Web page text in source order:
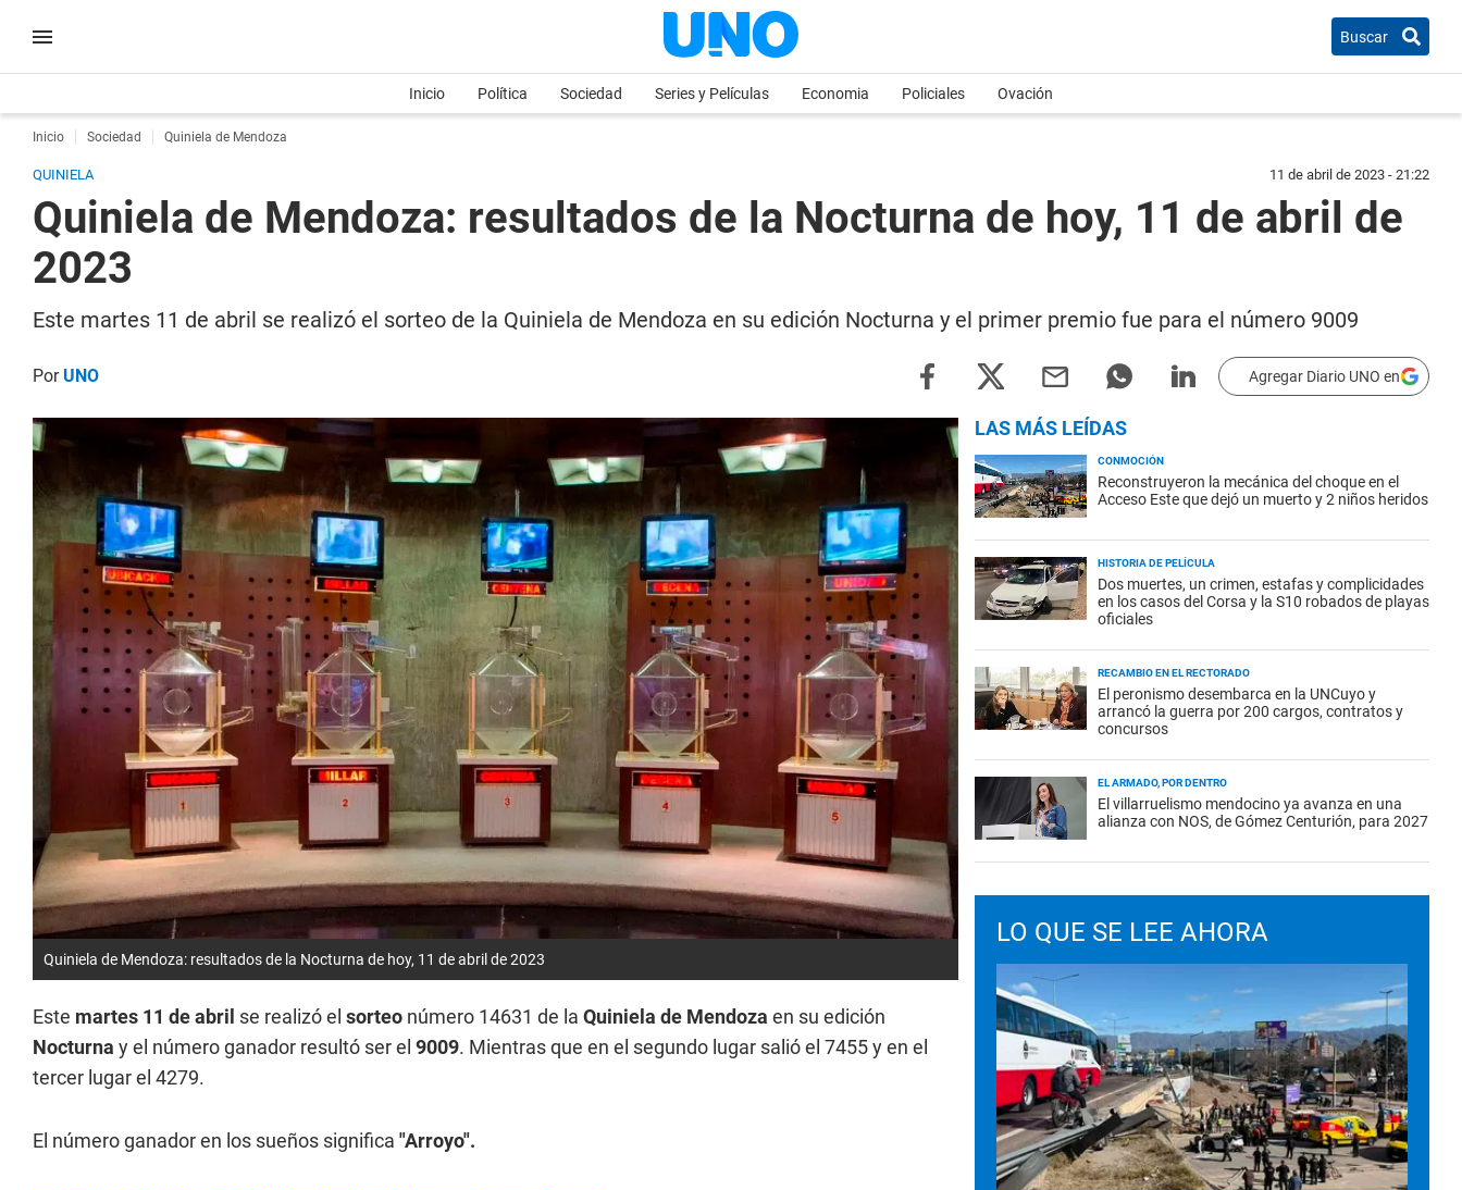
Buscar
Inicio Política Sociedad Series y Películas Economia Policiales Ovación
Inicio Sociedad Quiniela de Mendoza
QUINIELA 11 de abril de 2023 - 21:22
Quiniela de Mendoza: resultados de la Nocturna de hoy, 11 de abril de
2023
Este martes 11 de abril se realizó el sorteo de la Quiniela de Mendoza en su edición Nocturna y el primer premio fue para el número 9009
PorUNO Agregar Diario UNO en
Quiniela de Mendoza: resultados de la Nocturna de hoy, 11 de abril de 2023
Este martes 11 de abril se realizó el sorteo número 14631 de la Quiniela de Mendoza en su edición
Nocturna y el número ganador resultó ser el 9009. Mientras que en el segundo lugar salió el 7455 y en el
tercer lugar el 4279.
El número ganador en los sueños significa "Arroyo".
LAS MÁS LEÍDAS
CONMOCIÓN
Reconstruyeron la mecánica del choque en el
Acceso Este que dejó un muerto y 2 niños heridos
HISTORIA DE PELÍCULA
Dos muertes, un crimen, estafas y complicidades
en los casos del Corsa y la S10 robados de playas
oficiales
RECAMBIO EN EL RECTORADO
El peronismo desembarca en la UNCuyo y
arrancó la guerra por 200 cargos, contratos y
concursos
EL ARMADO, POR DENTRO
El villarruelismo mendocino ya avanza en una
alianza con NOS, de Gómez Centurión, para 2027
LO QUE SE LEE AHORA